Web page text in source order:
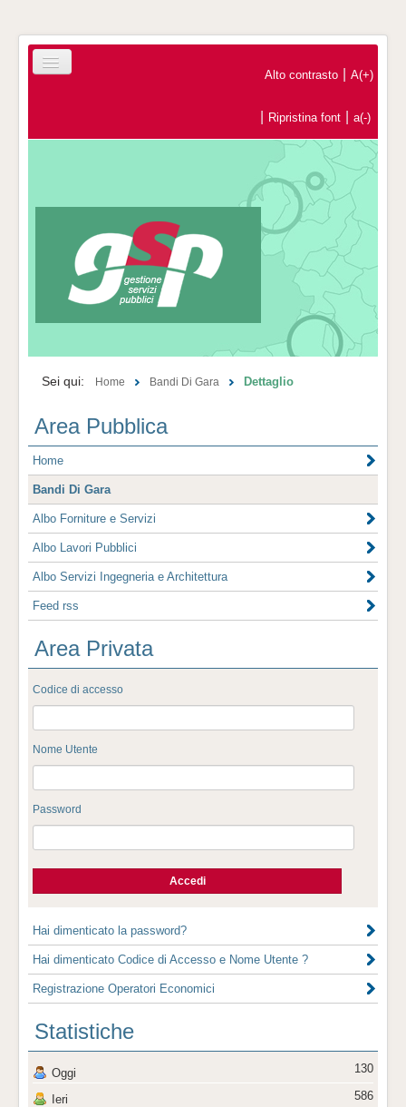
Contatti
Alto contrasto A(+)
Ripristina font a(-)
Sei qui: Home Bandi Di Gara Dettaglio
Area Pubblica
Home
Bandi Di Gara
Albo Forniture e Servizi
Albo Lavori Pubblici
Albo Servizi Ingegneria e Architettura
Feed rss
Area Privata
Codice di accesso
Nome Utente
Password
Hai dimenticato la password?
Hai dimenticato Codice di Accesso e Nome Utente ?
Registrazione Operatori Economici
Statistiche
Oggi
Ieri
130
586